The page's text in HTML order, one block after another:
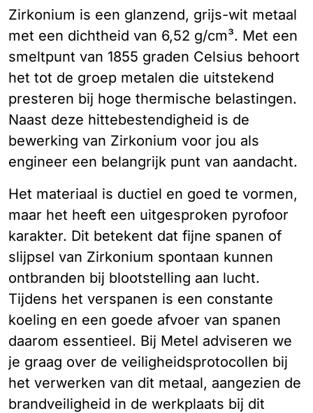
Zirkonium is een glanzend, grijs-wit metaal
met een dichtheid van 6,52 g/cm³. Met een
smeltpunt van 1855 graden Celsius behoort
het tot de groep metalen die uitstekend
presteren bij hoge thermische belastingen.
Naast deze hittebestendigheid is de
bewerking van Zirkonium voor jou als
engineer een belangrijk punt van aandacht.
Het materiaal is ductiel en goed te vormen,
maar het heeft een uitgesproken pyrofoor
karakter. Dit betekent dat fijne spanen of
slijpsel van Zirkonium spontaan kunnen
ontbranden bij blootstelling aan lucht.
Tijdens het verspanen is een constante
koeling en een goede afvoer van spanen
daarom essentieel. Bij Metel adviseren we
je graag over de veiligheidsprotocollen bij
het verwerken van dit metaal, aangezien de
brandveiligheid in de werkplaats bij dit